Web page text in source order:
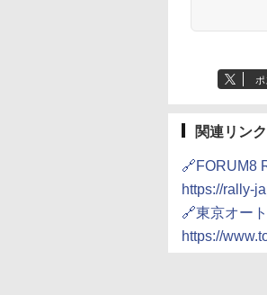
ポ
関連リンク
🔗FORUM8
https://rally-
🔗東京オー
https://